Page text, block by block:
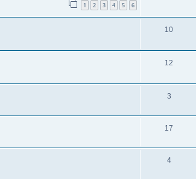
1 2 3 4 5 6
10
12
3
17
4